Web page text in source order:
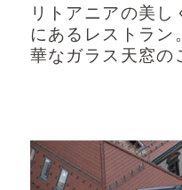
リトアニアの美
にあるレストラン
華なガラス天窓の